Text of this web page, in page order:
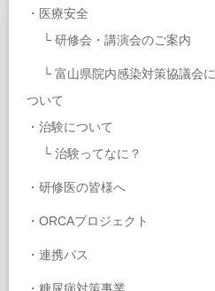
・ 医療安全
└ 研修会・講演会のご案内
└ 富山県院内感染対策協議会に
ついて
・ 治験について
└ 治験ってなに？
・ 研修医の皆様へ
・ ORCAプロジェクト
・ 連携パス